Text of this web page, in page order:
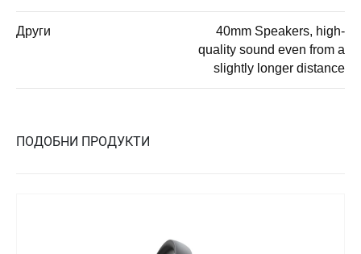
Други
40mm Speakers, high-
quality sound even from a
slightly longer distance
ПОДОБНИ ПРОДУКТИ